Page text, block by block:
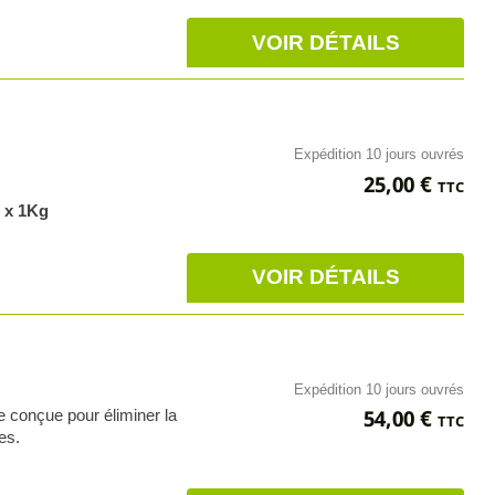
VOIR DÉTAILS
x 1Kg
Expédition 10 jours ouvrés
Prix
25,00 € TTC
VOIR DÉTAILS
conçue pour éliminer la
Expédition 10 jours ouvrés
Prix
54,00 € TTC